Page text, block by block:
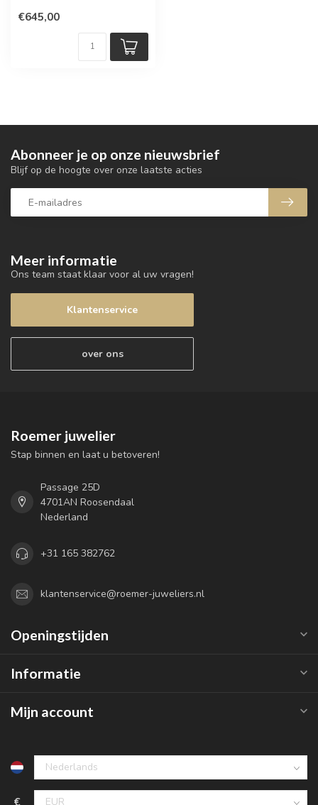
€645,00
Meer informatie
Ons team staat klaar voor al uw vragen!
Klantenservice
over ons
Abonneer je op onze nieuwsbrief
Blijf op de hoogte over onze laatste acties
Roemer juwelier
Stap binnen en laat u betoveren!
Passage 25D
4701AN Roosendaal
Nederland
+31 165 382762
klantenservice@roemer-juweliers.nl
Openingstijden
Informatie
Mijn account
€